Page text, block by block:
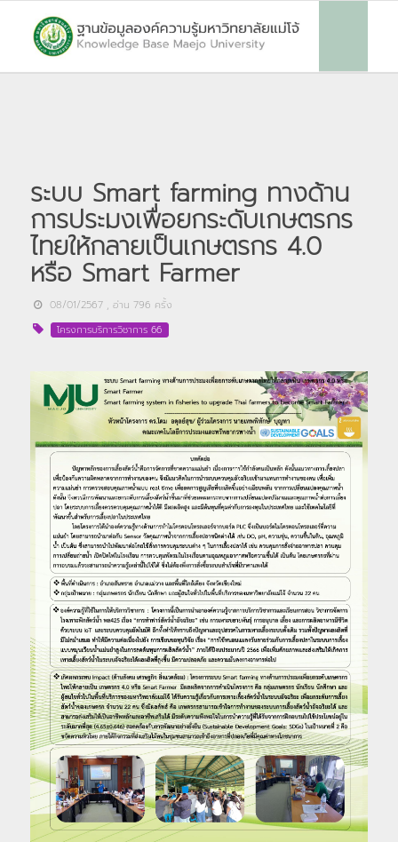
ระบบ Smart farming ทางด้าน
การประมงเพื่อยกระดับเกษตรกร
ไทยให้กลายเป็นเกษตรกร 4.0
หรือ Smart Farmer
08/01/2567, อ่าน 796 ครั้ง
โครงการบริการวิชาการ 66